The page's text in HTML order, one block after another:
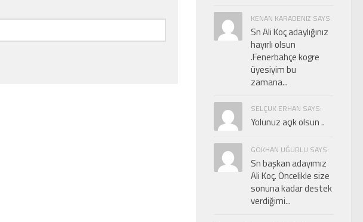
KENAN KARADENIZ SAYS:
Sn Ali Koç adaylığınız
hayırlı olsun
.Fenerbahçe kogre
üyesiyim bu
zamana...
SELÇUK ERHAN SAYS:
Yolunuz açık olsun ..
GÖKHAN UĞURLU SAYS:
Sn başkan adayımız
Ali Koç. Öncelikle size
sonuna kadar destek
verdiğimi...